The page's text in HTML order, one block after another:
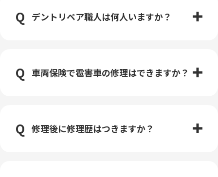
デントリペア職人は何人いますか？
車両保険で雹害車の修理はできますか？
修理後に修理歴はつきますか？